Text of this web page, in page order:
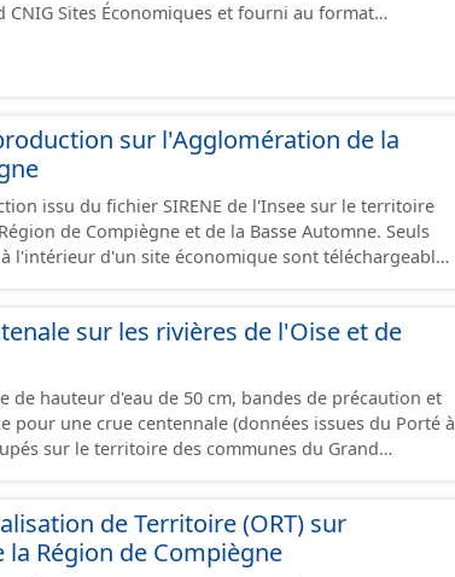
Sites Économiques et fourni au format
sur l'Agglomération de la
issu du fichier SIRENE de l'Insee sur le territoire
de Compiègne et de la Basse Automne. Seuls
l'intérieur d'un site économique sont téléchargeables
économique à ce jour. Il est filtré au-delà des
aux SCI.
sur les rivières de l'Oise et de
de hauteur d'eau de 50 cm, bandes de précaution et
pour une crue centennale (données issues du Porté à
sur le territoire des communes du Grand
de Territoire (ORT) sur
Région de Compiègne